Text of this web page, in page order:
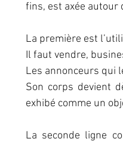
fins, est axée autour
La première est
Il faut vendre,
Les annonceurs qui
Son corps devient
exhibé comme un
La seconde ligne